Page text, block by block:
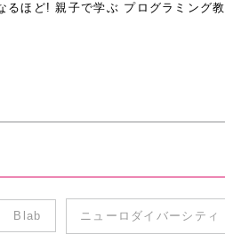
るほど! 親子で学ぶ プログラミング教
Blab ニューロダイバーシティ